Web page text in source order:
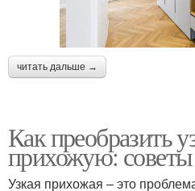
читать дальше →
Как преобразить
прихожую:
Узкая прихожая – это